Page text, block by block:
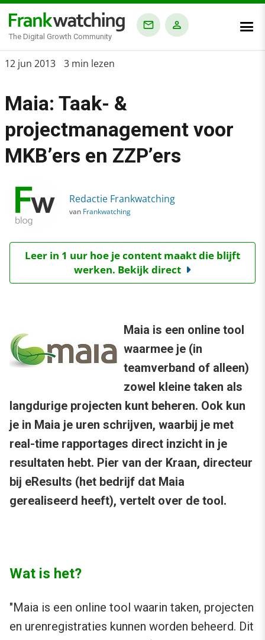
The Digital Growth Community
Home
Blog
Alle artikelen
›
12 jun 2013 3 min lezen
Maia: Taak- &
projectmanagement voor
MKB’ers en ZZP’ers
Redactie Frankwatching
van Frankwatching
Leer in 1 uur hoe je content maakt die blijft
werken. Bekijk direct
Maia is een online tool
waarmee je (in
teamverband of alleen)
zowel kleine taken als
langdurige projecten kunt beheren. Ook kun
je in Maia je uren schrijven, waarbij je met
real-time rapportages direct inzicht in je
resultaten hebt. Pier van der Kraan, directeur
bij eResults (het bedrijf dat Maia
gerealiseerd heeft), vertelt over de tool.
Wat is het?
"Maia is een online tool waarin taken, projecten
en urenregistraties kunnen worden beheerd. Dit